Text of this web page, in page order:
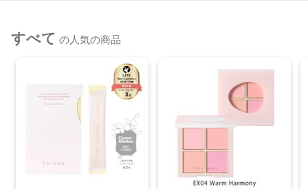
すべて の人気の商品